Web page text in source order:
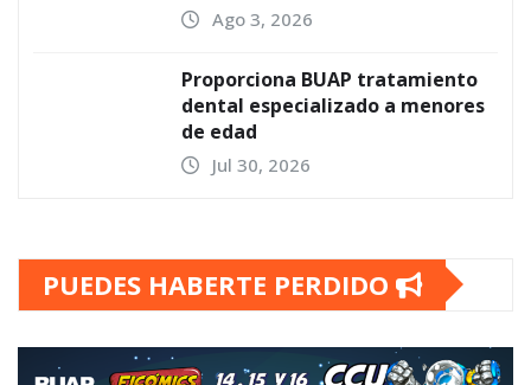
Ago 3, 2026
Proporciona BUAP tratamiento
dental especializado a menores
de edad
Jul 30, 2026
PUEDES HABERTE PERDIDO